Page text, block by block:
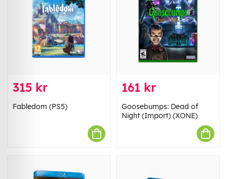
315 kr
Fabledom (PS5)
161 kr
Goosebumps: Dead of
Night (Import) (XONE)